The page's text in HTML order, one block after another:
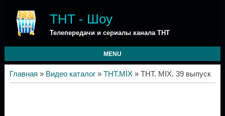
ТНТ - Шоу
Телепередачи и сериалы канала ТНТ
MENU
Главная » Видео каталог» ТНТ.MIX» ТНТ. MIX. 39 выпуск